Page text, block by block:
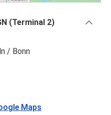
(Terminal 2)
/ Bonn
Maps